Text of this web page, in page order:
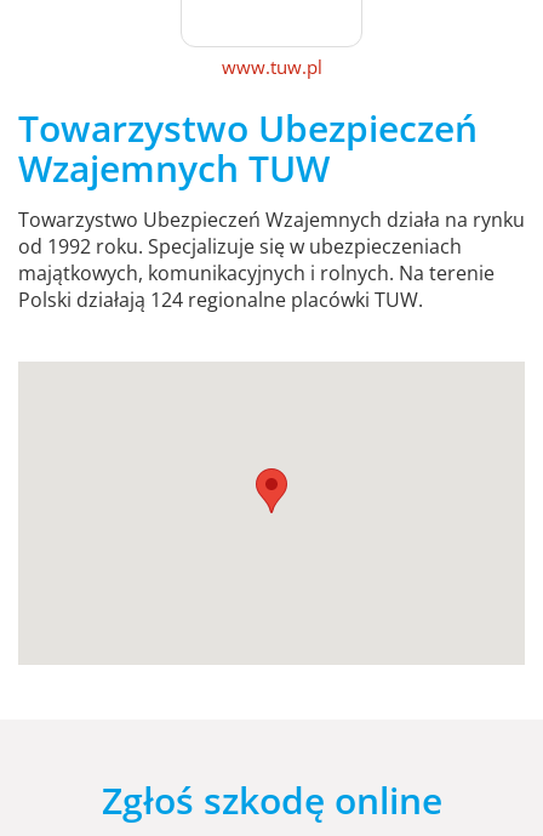
www.tuw.pl
Towarzystwo Ubezpieczeń
Wzajemnych TUW
Towarzystwo Ubezpieczeń Wzajemnych działa na rynku
od 1992 roku. Specjalizuje się w ubezpieczeniach
majątkowych, komunikacyjnych i rolnych. Na terenie
Polski działają 124 regionalne placówki TUW.
Zgłoś szkodę online